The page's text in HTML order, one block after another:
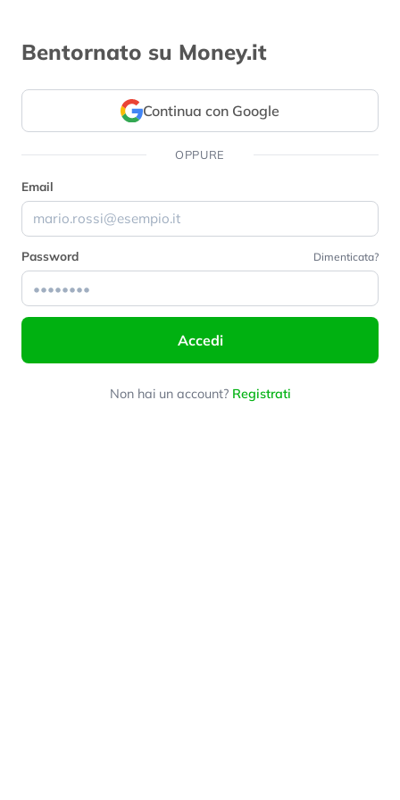
Bentornato su Money.it
Continua con Google
OPPURE
Email
Password Dimenticata?
Accedi
Non hai un account? Registrati